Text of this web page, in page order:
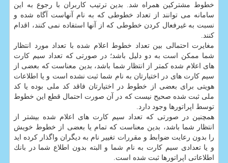
خطوط مشتركین همراه شد. بدین ترتیب كاربران با رجوع به این
سامانه می توانند از تعداد خطوطی كه به نام آنهاست آگاه شده و
نسبت به غیرفعال كردن خطوطی كه از آنها استفاده نمی كنند، اقدام
كنند.
مغایرت احتمالی بین تعداد خطوط اعلام شده با تعداد مورد انتظار
شما ممكن است به دو دلیل باشد؛ در صورتی كه تعداد سیم كارت
های اعلام شده كمتر از انتظار شما باشد، بدین معناست كه بعضی از
سیم كارت های در اختیارتان به نام شما ثبت نشده است و یا اطلاعات
هویتی برای بعضی از خطوط در اختیارتان فاقد كد ملی بوده یا كد
ملی ثبت شده صحیح نیست كه در آن صورت احتمال قطع این خطوط
توسط اپراتورها وجود دارد.
همچنین در صورتی كه تعداد سیم كارت های اعلام شده بیشتر از
انتظار شما باشد، بدین معناست كه تمام یا بعضی از خطوط خویش
را بدون رعایت ضوابط و مقررات تغییر نام به دیگران واگذار كرده اید
و یا تعدادی سیم كارت به نام شما و البته بدون اطلاع شما در بانك
اطلاعاتی اپراتورها ثبت شده است.